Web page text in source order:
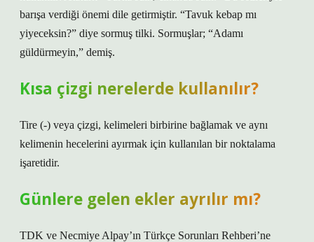
barışa verdiği önemi dile getirmiştir. “Tavuk kebap mı
yiyeceksin?” diye sormuş tilki. Sormuşlar; “Adamı
güldürmeyin,” demiş.
Kısa çizgi nerelerde kullanılır?
Tire (-) veya çizgi, kelimeleri birbirine bağlamak ve aynı
kelimenin hecelerini ayırmak için kullanılan bir noktalama
işaretidir.
Günlere gelen ekler ayrılır mı?
TDK ve Necmiye Alpay’ın Türkçe Sorunları Rehberi’ne